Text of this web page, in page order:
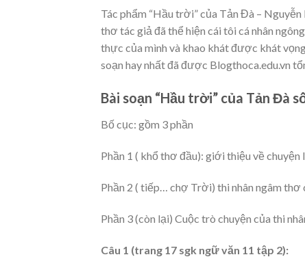
Tác phẩm “Hầu trời” của Tản Đà –
thơ tác giả đã thể hiện cái tôi cá nhân ngông
thực của mình và khao khát được khát
soạn hay nhất đã được Blogthoca.edu.vn
Bài soạn “Hầu trời” của Tản Đà
Bố cục: gồm 3 phần
Phần 1 ( khổ thơ đầu): giới thiệu về chuyện
Phần 2 ( tiếp… chợ Trời) thi nhân ngâm
Phần 3 (còn lại) Cuộc trò chuyện của thi
Câu 1 (trang 17 sgk ngữ văn 11 tập 2):